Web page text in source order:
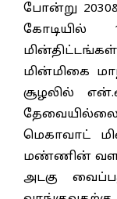
போன்று
கோடியில்
மின்மிகை
சூழலில்
மெகாவாட்
மண்ணின்
அடகு